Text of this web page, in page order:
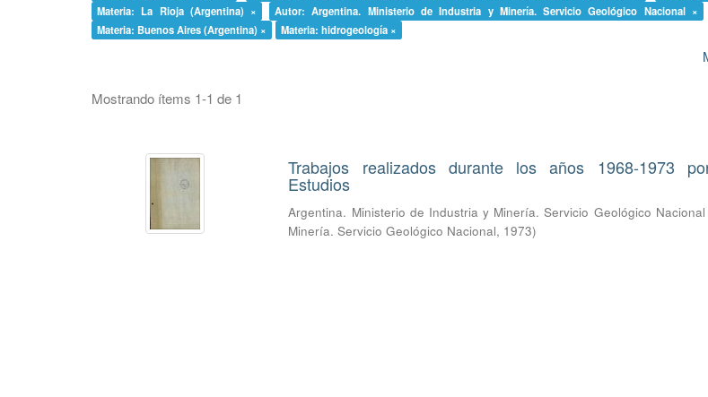
Materia: La Rioja (Argentina) ×
Autor: Argentina. Ministerio de Industria y Minería. Servicio Geológico Nacional ×
Materia: Buenos Aires (Argentina) ×
Materia: hidrogeología ×
Mostrando ítems 1-1 de 1
Trabajos realizados durante los años 1968-1973
Estudios
Argentina. Ministerio de Industria y Minería. Servicio Geológico Nacional
Minería. Servicio Geológico Nacional, 1973)